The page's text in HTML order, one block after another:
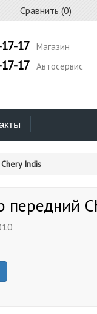
Сравнить (0)
17 Магазин
17 Автосервис
Indis
передний